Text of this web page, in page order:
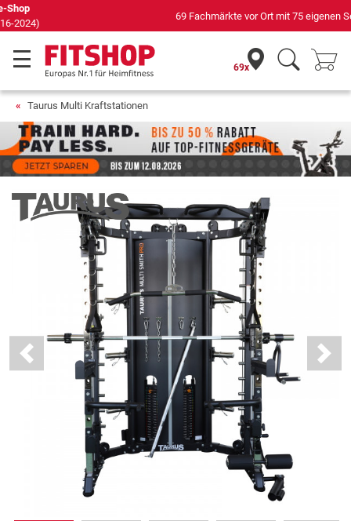
69 Fachmärkte vor Ort mit 75 eigenen Servicetechnikern
69x
Taurus Multi Kraftstationen
Previous Next